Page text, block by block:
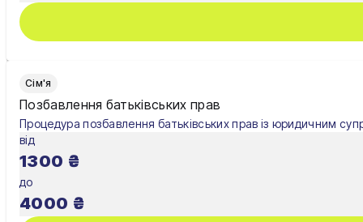
Сім'я
Позбавлення батьківських прав
Процедура позбавлення батьківських прав із юридичним
від
1300 ₴
до
4000 ₴